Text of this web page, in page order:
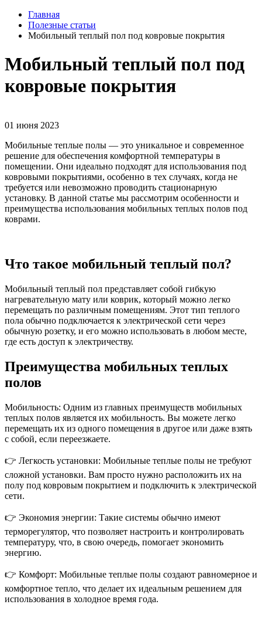
Главная
Полезные статьи
Мобильный теплый пол под ковровые покрытия
Мобильный теплый пол под
ковровые покрытия
01 июня 2023
Мобильные теплые полы — это уникальное и современное
решение для обеспечения комфортной температуры в
помещении. Они идеально подходят для использования под
ковровыми покрытиями, особенно в тех случаях, когда не
требуется или невозможно проводить стационарную
установку. В данной статье мы рассмотрим особенности и
преимущества использования мобильных теплых полов под
коврами.
Что такое мобильный теплый пол?
Мобильный теплый пол представляет собой гибкую
нагревательную мату или коврик, который можно легко
перемещать по различным помещениям. Этот тип теплого
пола обычно подключается к электрической сети через
обычную розетку, и его можно использовать в любом месте,
где есть доступ к электричеству.
Преимущества мобильных теплых
полов
Мобильность: Одним из главных преимуществ мобильных
теплых полов является их мобильность. Вы можете легко
перемещать их из одного помещения в другое или даже взять
с собой, если переезжаете.
👉 Легкость установки: Мобильные теплые полы не требуют
сложной установки. Вам просто нужно расположить их на
полу под ковровым покрытием и подключить к электрической
сети.
👉 Экономия энергии: Такие системы обычно имеют
терморегулятор, что позволяет настроить и контролировать
температуру, что, в свою очередь, помогает экономить
энергию.
👉 Комфорт: Мобильные теплые полы создают равномерное и
комфортное тепло, что делает их идеальным решением для
использования в холодное время года.